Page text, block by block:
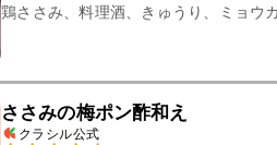
鶏ささみ、料理酒、きゅうり、ミョウ
ささみの梅ポン酢和え
クラシル公式